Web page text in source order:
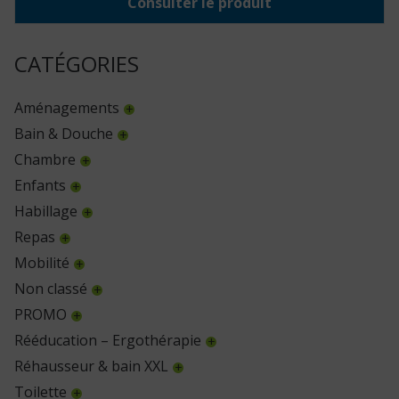
CATÉGORIES
Aménagements
Bain & Douche
Chambre
Enfants
Habillage
Repas
Mobilité
Non classé
PROMO
Rééducation – Ergothérapie
Réhausseur & bain XXL
Toilette